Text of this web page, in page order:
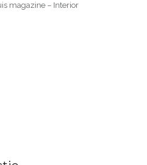
magazine – Interior